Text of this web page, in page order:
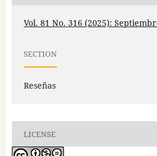
Vol. 81 No. 316 (2025):
SECTION
Reseñas
LICENSE